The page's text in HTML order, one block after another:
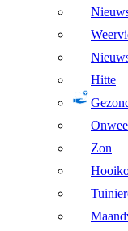
Hitte
Zon